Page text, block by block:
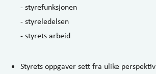
- styrefunksjonen
- styreledelsen
- styrets arbeid
Styrets oppgaver sett fra ulike perspektiv